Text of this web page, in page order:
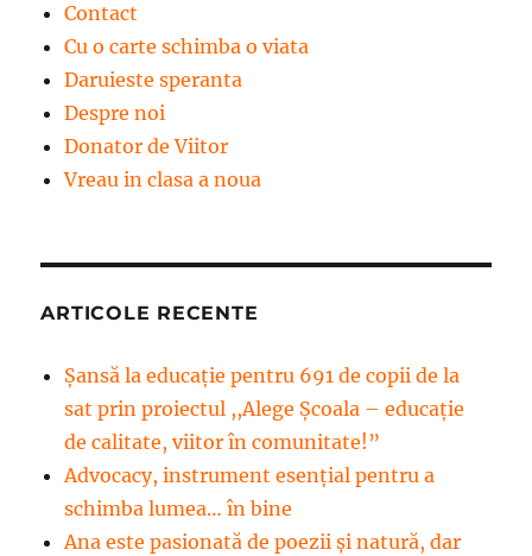
Contact
Cu o carte schimba o viata
Daruieste speranta
Despre noi
Donator de Viitor
Vreau in clasa a noua
ARTICOLE RECENTE
Șansă la educație pentru 691 de copii de la
sat prin proiectul ,,Alege Școala – educație
de calitate, viitor în comunitate!”
Advocacy, instrument esenţial pentru a
schimba lumea… în bine
Ana este pasionată de poezii și natură, dar